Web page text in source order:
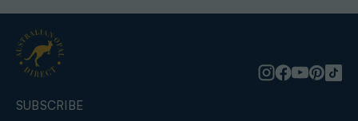
SUBSCRIBE